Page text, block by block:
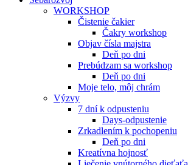
WORKSHOP
Čistenie čakier
Čakry workshop
Objav čísla majstra
Deň po dni
Prebúdzam sa workshop
Deň po dni
Moje telo, môj chrám
Výzvy
7 dní k odpusteniu
Days-odpustenie
Zrkadlením k pochopeniu
Deň po dni
Kreatívna hojnosť